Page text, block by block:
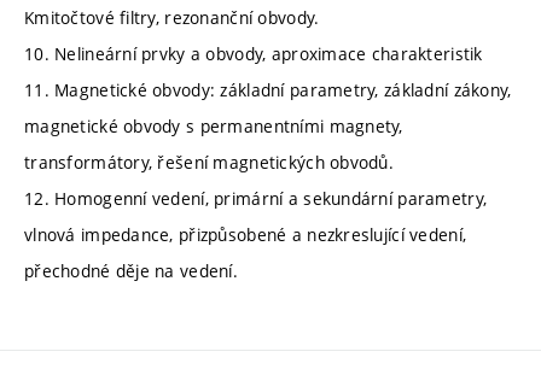
Kmitočtové filtry, rezonanční obvody.
10. Nelineární prvky a obvody, aproximace charakteristik
11. Magnetické obvody: základní parametry, základní zákony,
magnetické obvody s permanentními magnety,
transformátory, řešení magnetických obvodů.
12. Homogenní vedení, primární a sekundární parametry,
vlnová impedance, přizpůsobené a nezkreslující vedení,
přechodné děje na vedení.